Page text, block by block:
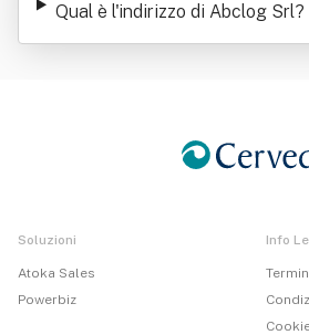
Qual è l'indirizzo di Abclog Srl?
Soluzioni
Atoka Sales
Powerbiz
Info